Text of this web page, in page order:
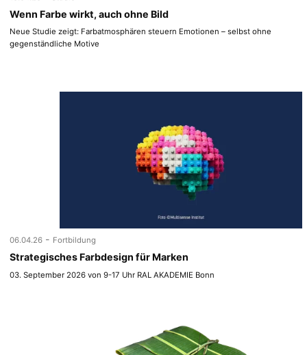
Wenn Farbe wirkt, auch ohne Bild
Neue Studie zeigt: Farbatmosphären steuern Emotionen – selbst ohne
gegenständliche Motive
06.04.26 - Fortbildung
Strategisches Farbdesign für Marken
03. September 2026 von 9-17 Uhr RAL AKADEMIE Bonn